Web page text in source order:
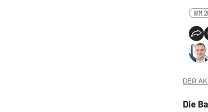
WM
DER
Die